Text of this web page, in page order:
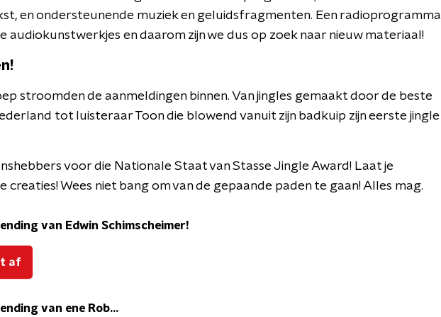
en ondersteunende muziek en geluidsfragmenten. Een radioprogramma
audiokunstwerkjes en daarom zijn we dus op zoek naar nieuw materiaal!
stroomden de aanmeldingen binnen. Van jingles gemaakt door de beste
tot luisteraar Toon die blowend vanuit zijn badkuip zijn eerste jingle
voor die Nationale Staat van Stasse Jingle Award! Laat je
creaties! Wees niet bang om van de gepaande paden te gaan! Alles mag.
van Edwin Schimscheimer!
af
van ene Rob...